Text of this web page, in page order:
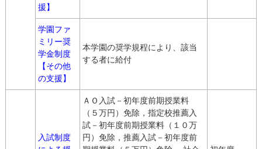
援】
学園ファ
ミリー奨
学金制度
【その他
の支援】
本学園の奨学規程により、該当
する者に給付
入試制度
ＡＯ入試－初年度前期授業料
（５万円）免除，指定校推薦入
試－初年度前期授業料（１０万
円）免除，推薦入試－初年度前